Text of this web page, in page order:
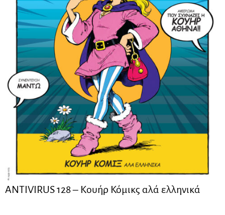
ANTIVIRUS 128 – Kουήρ Κόμικς αλά ελληνικά